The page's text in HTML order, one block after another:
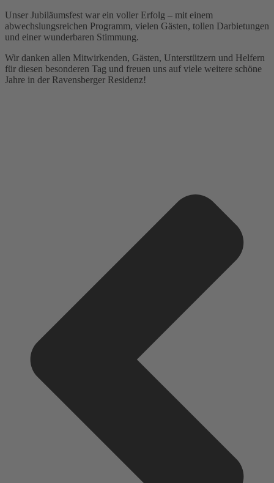
Unser Jubiläumsfest war ein voller Erfolg – mit einem
abwechslungsreichen Programm, vielen Gästen, tollen Darbietungen
und einer wunderbaren Stimmung.
Wir danken allen Mitwirkenden, Gästen, Unterstützern und Helfern
für diesen besonderen Tag und freuen uns auf viele weitere schöne
Jahre in der Ravensberger Residenz!